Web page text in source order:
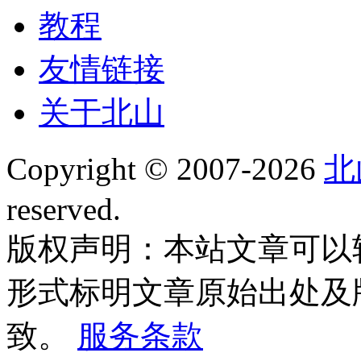
教程
友情链接
关于北山
Copyright © 2007-2026
reserved.
版权声明：本站文章可
形式标明文章原始出处
致。 服务条款